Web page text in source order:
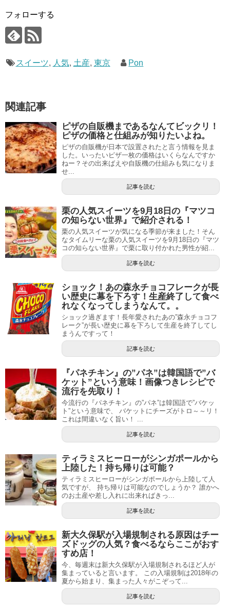
フォローする
スイーツ, 人気, 土産, 東京 Pon
関連記事
ピザの自販機まであるなんてビックリ！
ピザの価格と仕組みが知りたいよね。
ピザの自販機が日本で設置されたと言う情報を見ま
した。いったいピザ一枚の価格はいくらなんですか
ねー？その出来ばえや自販機の仕組みも気になりま
せ...
記事を読む
栗の人気スイーツを9月18日の『マツコ
の知らない世界』で紹介される！
栗の人気スイーツが気になる季節が来ました！そん
なタイムリーな栗の人気スイーツを9月18日の『マツ
コの知らない世界』で栗に取り付かれた男性が紹...
記事を読む
ショック！あの森永チョコフレークが長
い歴史に幕を下ろす！生産終了して食べ
れなくなってしまうなんて。。
ショック過ぎます！長年愛されたあの”森永チョコフ
レーク”が長い歴史に幕を下ろして生産を終了してし
まうんですって！
記事を読む
『パネチキン』の”パネ”は韓国語で”バ
ケット”という意味！画像つきレシピで
流行を先取り！
今流行の『パネチキン』の”パネ”は韓国語で”バケッ
ト”という意味で、 バケットにチーズがトロ～～リ！
これは間違いなく旨い！ ...
記事を読む
ティラミスヒーローがシンガポールから
上陸した！持ち帰りは可能？
ティラミスヒーローがシンガポールから上陸して人
気ですが、 持ち帰りは可能なのでしょうか？ 誰かへ
のお土産や差し入れに出来ればきっ...
記事を読む
新大久保駅が入場規制される原因はチー
ズドッグの人気？食べるならここがおす
すめ店！
今、毎週末は新大久保駅が入場規制されるほど人が
集まっていると言います。 この入場規制は2018年の
夏から始まり、集まった人々がこぞって...
記事を読む